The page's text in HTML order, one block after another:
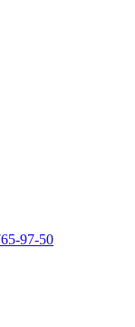
97-50